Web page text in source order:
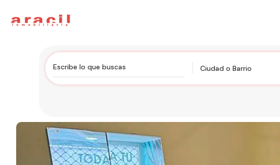
Ciudad o Barrio